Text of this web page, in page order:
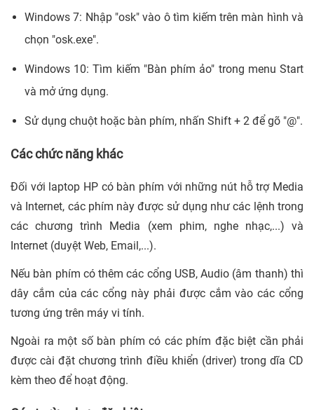
Windows 7: Nhập "osk" vào ô tìm kiếm trên màn hình và
chọn "osk.exe".
Windows 10: Tìm kiếm "Bàn phím ảo" trong menu Start
và mở ứng dụng.
Sử dụng chuột hoặc bàn phím, nhấn Shift + 2 để gõ "@".
Các chức năng khác
Đối với laptop HP có bàn phím với những nút hỗ trợ Media
và Internet, các phím này được sử dụng như các lệnh trong
các chương trình Media (xem phim, nghe nhạc,...) và
Internet (duyệt Web, Email,...).
Nếu bàn phím có thêm các cổng USB, Audio (âm thanh) thì
dây cắm của các cổng này phải được cắm vào các cổng
tương ứng trên máy vi tính.
Ngoài ra một số bàn phím có các phím đặc biệt cần phải
được cài đặt chương trình điều khiển (driver) trong dĩa CD
kèm theo để hoạt động.